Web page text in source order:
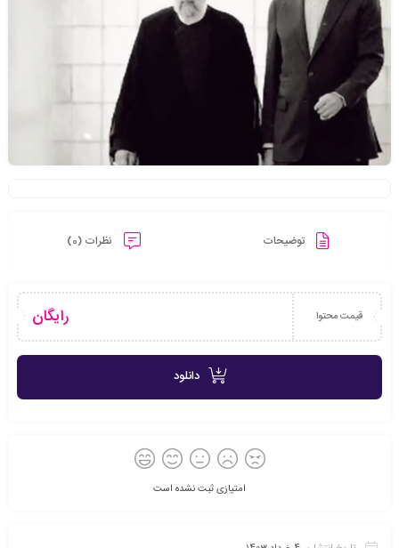
توضیحات نظرات (0)
قیمت محتوا رایگان
دانلود
امتیازی ثبت نشده است